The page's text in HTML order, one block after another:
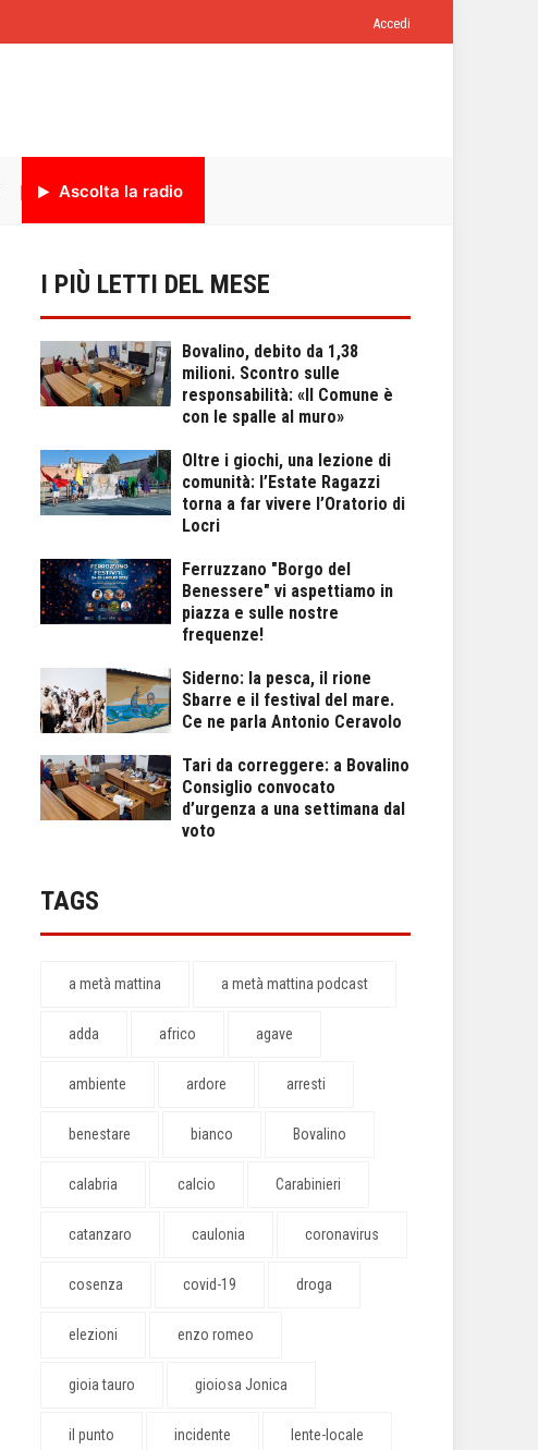
Accedi
Ascolta la radio
I PIÙ LETTI DEL MESE
Bovalino, debito da 1,38
milioni. Scontro sulle
responsabilità: «Il Comune è
con le spalle al muro»
Oltre i giochi, una lezione di
comunità: l’Estate Ragazzi
torna a far vivere l’Oratorio di
Locri
Ferruzzano "Borgo del
Benessere" vi aspettiamo in
piazza e sulle nostre
frequenze!
Siderno: la pesca, il rione
Sbarre e il festival del mare.
Ce ne parla Antonio Ceravolo
Tari da correggere: a Bovalino
Consiglio convocato
d’urgenza a una settimana dal
voto
TAGS
a metà mattina a metà mattina podcast
adda africo agave
ambiente ardore arresti
benestare bianco Bovalino
calabria calcio Carabinieri
catanzaro caulonia coronavirus
cosenza covid-19 droga
elezioni enzo romeo
gioia tauro gioiosa Jonica
il punto incidente lente-locale